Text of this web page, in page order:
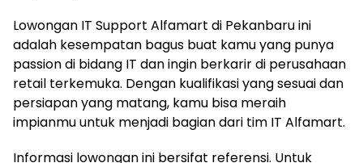
Lowongan IT Support Alfamart di Pekanbaru ini
adalah kesempatan bagus buat kamu yang punya
passion di bidang IT dan ingin berkarir di perusahaan
retail terkemuka. Dengan kualifikasi yang sesuai dan
persiapan yang matang, kamu bisa meraih
impianmu untuk menjadi bagian dari tim IT Alfamart.
Informasi lowongan ini bersifat referensi. Untuk